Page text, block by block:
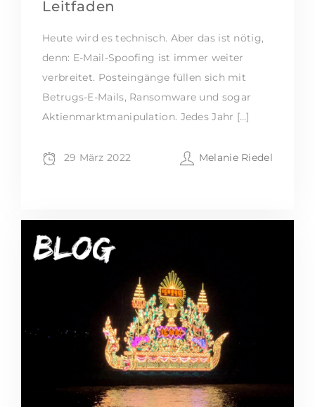
Leitfaden
Heute wird es technisch. Aber das ist nötig,
denn: E-Mail-Spoofing ist immer weiter
verbreitet. Posteingänge füllen sich mit
Betrugs-E-Mails, Ransomware und sogar
Aktienmarktmanipulation. Jedes Jahr […]
29 März 2022 Melanie Riedel